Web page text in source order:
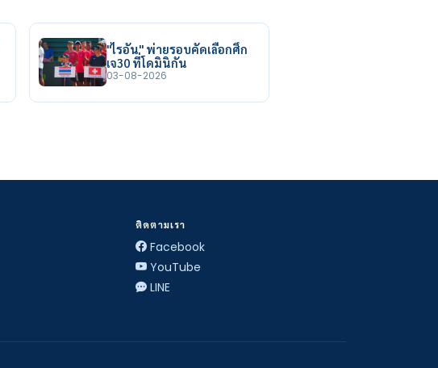
"ไรอัน" พ่ายรอบคัดเลือกศึก
เจ30 ที่โดมินิกัน
03-08-2026
ติดตามเรา
Facebook
YouTube
LINE